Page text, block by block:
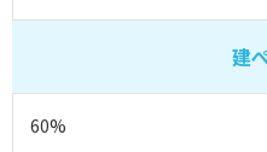
建
60%